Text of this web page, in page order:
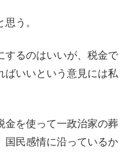
う。
するのはいいが、税金で
ばいいという意見には私
金を使って一政治家の葬
国民感情に沿っているか